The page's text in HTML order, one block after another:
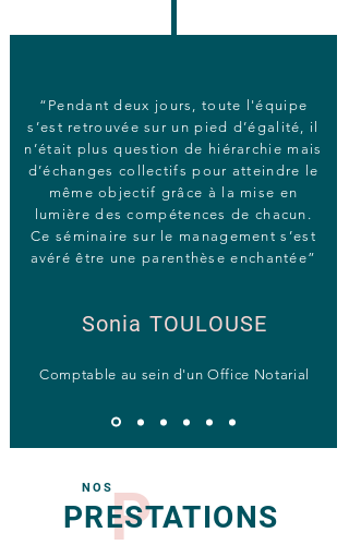
“Pendant deux jours, toute l'équipe
s’est retrouvée sur un pied d’égalité, il
n’était plus question de hiérarchie mais
d’échanges collectifs pour atteindre le
même objectif grâce à la mise en
lumière des compétences de chacun.
Ce séminaire sur le management s’est
avéré être une parenthèse enchantée”
Sonia TOULOUSE
Comptable au sein d'un Office Notarial
P
PRESTATIONS
NOS